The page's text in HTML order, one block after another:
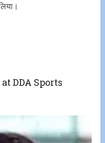
DDA Sports